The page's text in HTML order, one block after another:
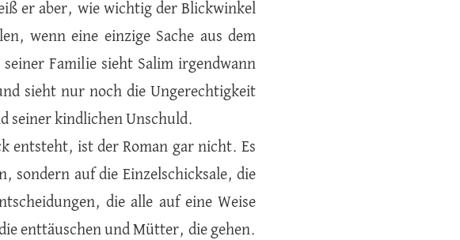
er aber, wie wichtig der Blickwinkel
wenn eine einzige Sache aus dem
Familie sieht Salim irgendwann
sieht nur noch die Ungerechtigkeit
seiner kindlichen Unschuld.
entsteht, ist der Roman gar nicht. Es
sondern auf die Einzelschicksale, die
die alle auf eine Weise
enttäuschen und Mütter, die gehen.